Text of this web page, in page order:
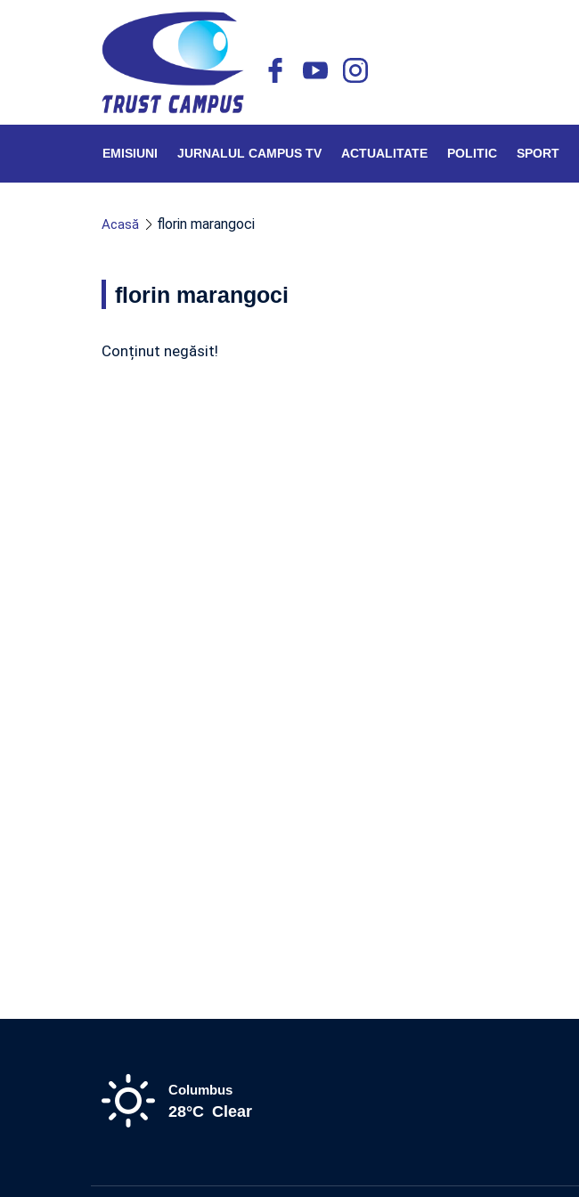
EMISIUNI JURNALUL CAMPUS TV ACTUALITATE POLITIC SPORT
Acasă florin marangoci
florin marangoci
Conținut negăsit!
Columbus
28°C Clear